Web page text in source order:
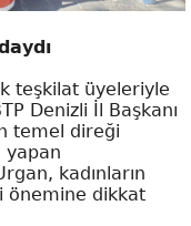
teşkilat üyeleriyle
Denizli İl Başkanı
temel direği
yapan
kadınların
önemine dikkat